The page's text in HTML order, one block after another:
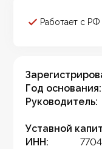
Работает с РФ
Год основания:
Руководитель:
Уставной
ИНН: